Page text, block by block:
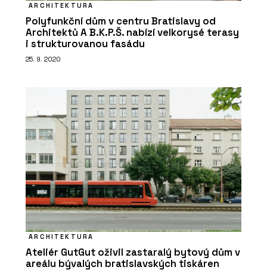
ARCHITEKTURA
Polyfunkční dům v centru Bratislavy od
Architektů A B.K.P.Š. nabízí velkorysé terasy
i strukturovanou fasádu
25. 9. 2020
ARCHITEKTURA
Ateliér GutGut oživil zastaralý bytový dům v
areálu bývalých bratislavských tiskáren